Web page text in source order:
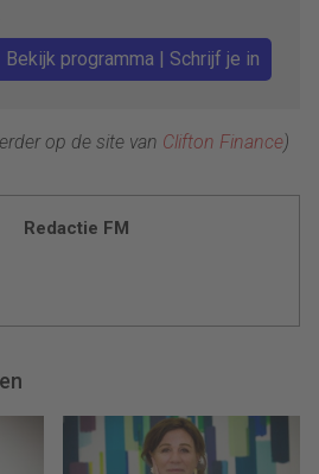
Bekijk programma | Schrijf je in
op de site van Clifton Finance)
Redactie FM